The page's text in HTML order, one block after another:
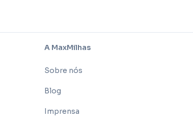
A MaxMilhas
Sobre nós
Blog
Imprensa